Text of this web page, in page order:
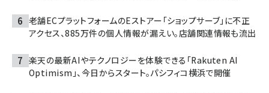
老舗ECプラットフォームのEストアー「ショップサーブ」に不正
アクセス、885万件の個人情報が漏えい。店舗関連情報も流出
楽天の最新AIやテクノロジーを体験できる「Rakuten AI
Optimism」、今日からスタート。パシフィコ横浜で開催